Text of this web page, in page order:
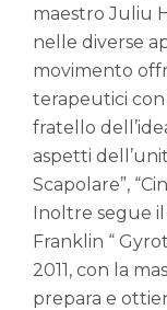
maestro Juliu
nelle diverse
movimento
terapeutici
fratello
aspetti
Scapolare”,
Inoltre segue
Franklin “
2011, con la
prepara e